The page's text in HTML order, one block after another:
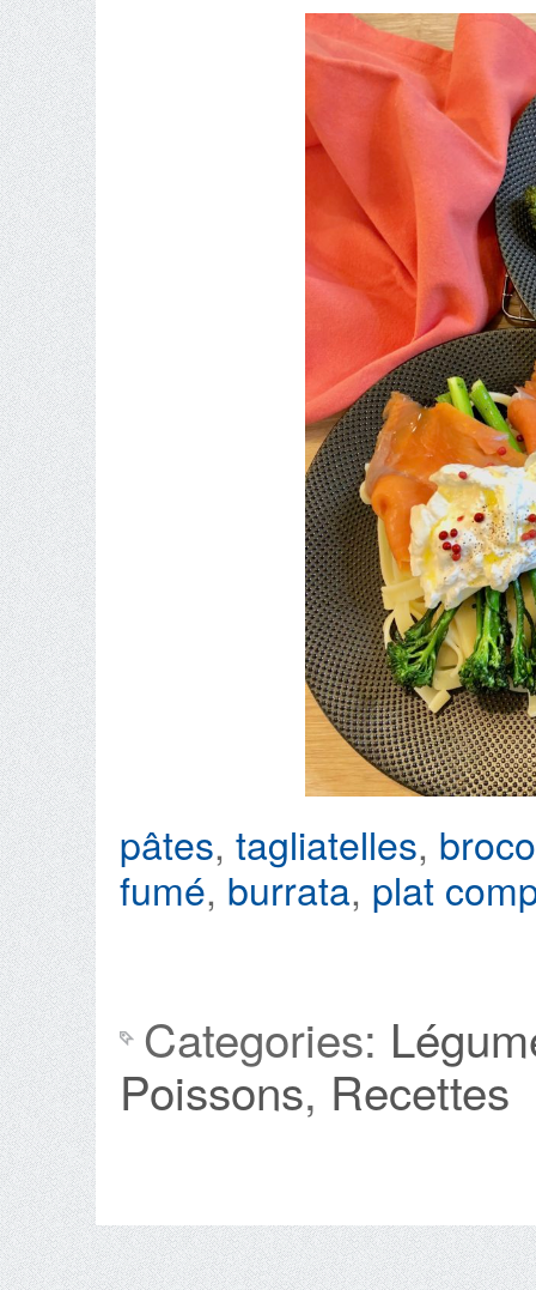
pâtes, tagliatelles,
fumé, burrata, plat
Categories:
Poissons, Recettes